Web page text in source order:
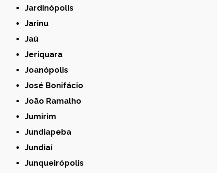
Jardinópolis
Jarinu
Jaú
Jeriquara
Joanópolis
José Bonifácio
João Ramalho
Jumirim
Jundiapeba
Jundiaí
Junqueirópolis